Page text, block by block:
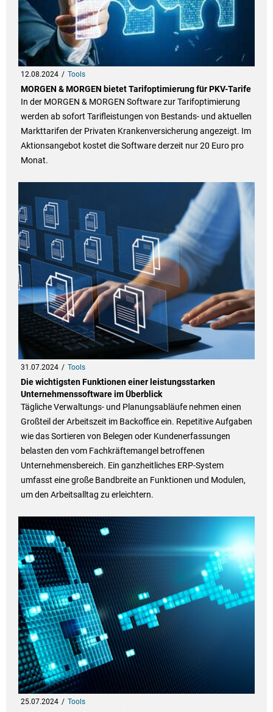
12.08.2024 Tools
MORGEN & MORGEN bietet Tarifoptimierung für PKV-Tarife
In der MORGEN & MORGEN Software zur Tarifoptimierung
werden ab sofort Tarifleistungen von Bestands- und aktuellen
Markttarifen der Privaten Krankenversicherung angezeigt. Im
Aktionsangebot kostet die Software derzeit nur 20 Euro pro
Monat.
31.07.2024 Tools
Die wichtigsten Funktionen einer leistungsstarken
Unternehmenssoftware im Überblick
Tägliche Verwaltungs- und Planungsabläufe nehmen einen
Großteil der Arbeitszeit im Backoffice ein. Repetitive Aufgaben
wie das Sortieren von Belegen oder Kundenerfassungen
belasten den vom Fachkräftemangel betroffenen
Unternehmensbereich. Ein ganzheitliches ERP-System
umfasst eine große Bandbreite an Funktionen und Modulen,
um den Arbeitsalltag zu erleichtern.
25.07.2024 Tools